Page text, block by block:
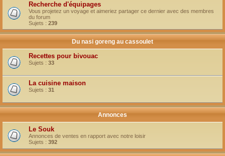
Recherche d'équipages
Vous projetez un voyage et aimeriez partager ce dernier avec des membres
du forum
Sujets : 239
Du nasi goreng au cassoulet
Recettes pour bivouac
Sujets : 33
La cuisine maison
Sujets : 31
Annonces
Le Souk
Annonces de ventes en rapport avec notre loisir
Sujets : 392